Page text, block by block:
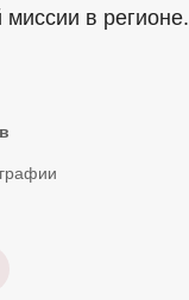
миссии в регионе.